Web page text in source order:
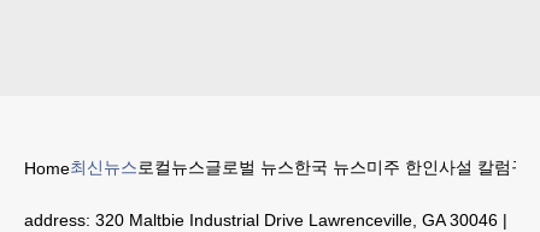
Home최신뉴스로컬뉴스글로벌 뉴스한국 뉴스미주 한인사설 칼럼구
address: 320 Maltbie Industrial Drive Lawrenceville, GA 30046 |